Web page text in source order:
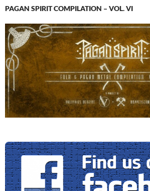
PAGAN SPIRIT COMPILATION – VOL. VI